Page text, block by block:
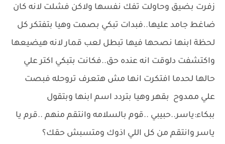
زفرت بضيق وحاولت تفك نفسها ولاكن فشلت لانه كان
ضاغط جامد عليها..فبدات تبكي بصمت وهيا بتفتكر كل
لحظة ابنها نصحها فيها تبطل لعب قمار لانه هيضيعها
واكتشفت دلوقت انه عنده حق..فكانت بتبكي اكتر علي
حالها لحدما افتكرت انها مش هتعرف تروحله فبصت
علي ممدوح بقهر وهيا بتردد اسم ابنها وبتقول
ببكاء:ياسر..حبيبي ..قوم بالسلامه وانتقم منهم ..قرم يا
ياسر وانتقم من كل اللي اذوك ومتسبش حقك؟